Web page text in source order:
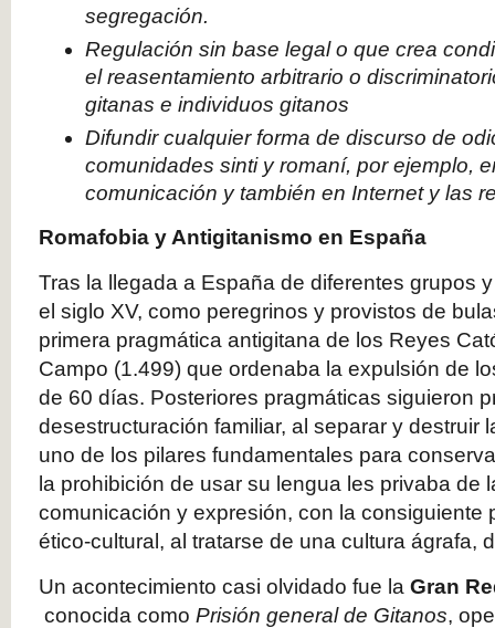
segregación.
Regulación sin base legal o que crea
el reasentamiento arbitrario o
gitanas e individuos gitanos
Difundir cualquier forma de discurso de
comunidades sinti y romaní, por ejemplo,
comunicación y también en Internet y las
Romafobia y Antigitanismo en España
Tras la llegada a España de diferentes grupos
el siglo XV, como peregrinos y provistos de
primera pragmática antigitana de los Reyes
Campo (1.499) que ordenaba la expulsión de
de 60 días. Posteriores pragmáticas siguieron
desestructuración familiar, al separar y destruir
uno de los pilares fundamentales para
la prohibición de usar su lengua les privaba de
comunicación y expresión, con la consiguiente
ético-cultural, al tratarse de una cultura ágrafa,
Un acontecimiento casi olvidado fue la Gran
conocida como Prisión general de Gitanos,